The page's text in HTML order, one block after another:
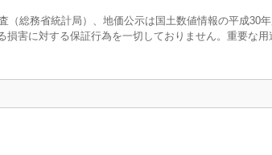
総務省統計局）、地価公示は国土数値情報の平成30
害に対する保証行為を一切しておりません。重要な